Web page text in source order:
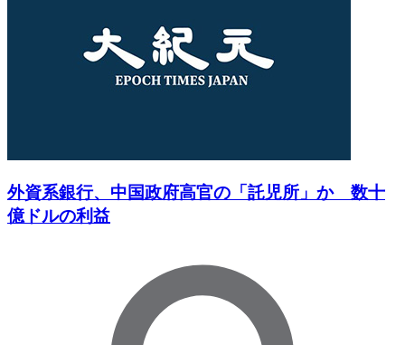
外資系銀行、中国政府高官の「託児所」か 数十
億ドルの利益